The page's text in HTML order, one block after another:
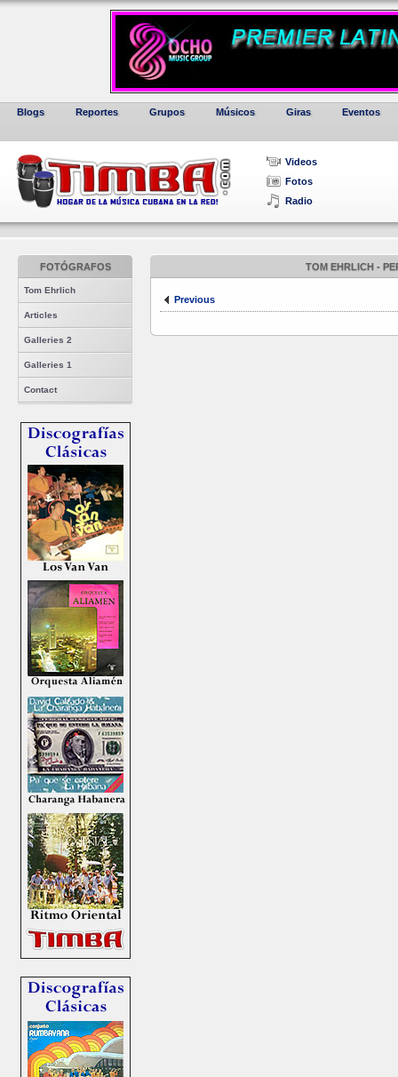
Blogs Reportes Grupos Músicos Giras Eventos
Videos
Fotos
Radio
FOTÓGRAFOS
Tom Ehrlich
Articles
Galleries 2
Galleries 1
Contact
TOM EHRLICH -
Previous